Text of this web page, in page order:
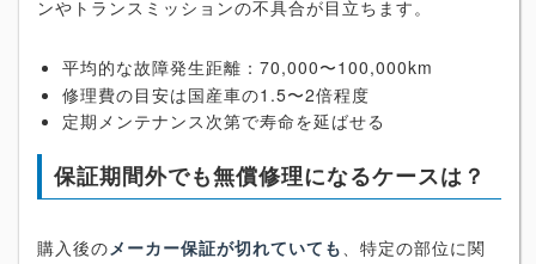
ンやトランスミッションの不具合が目立ちます。
平均的な故障発生距離：70,000〜100,000km
修理費の目安は国産車の1.5〜2倍程度
定期メンテナンス次第で寿命を延ばせる
保証期間外でも無償修理になるケースは？
購入後のメーカー保証が切れていても、特定の部位に関